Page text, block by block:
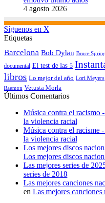
4 agosto 2026
Síguenos en X
Etiquetas
Barcelona Bob Dylan Bruce
documental El test de las 5
libros Lo mejor del año Lori Meyers
Raemon Vetusta Morla
Últimos Comentarios
Música contra el racismo
la violencia racial
Música contra el racisme
la violencia racial
Los mejores discos
Los mejores discos
Las mejores series de
series de 2018
Las mejores canciones
en Las mejores canciones